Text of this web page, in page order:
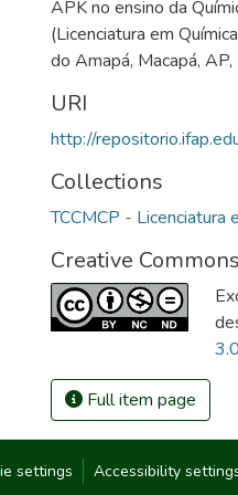
APK no ensino da
(Licenciatura em
do Amapá, Macapá,
URI
http://
Collections
TCCMCP - Licenciatura
Creative
Full item page
settings Accessibility